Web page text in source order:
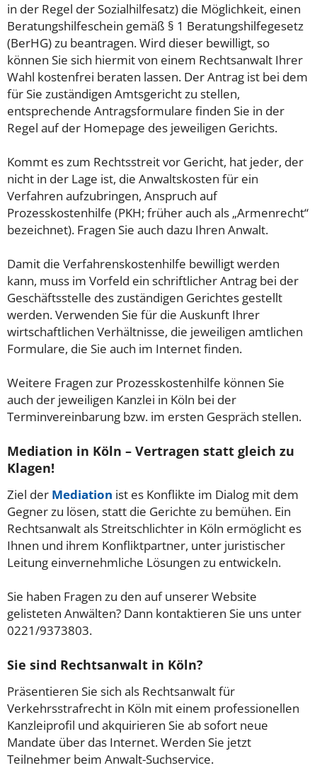
in der Regel der Sozialhilfesatz) die Möglichkeit, einen
Beratungshilfeschein gemäß § 1 Beratungshilfegesetz
(BerHG) zu beantragen. Wird dieser bewilligt, so
können Sie sich hiermit von einem Rechtsanwalt Ihrer
Wahl kostenfrei beraten lassen. Der Antrag ist bei dem
für Sie zuständigen Amtsgericht zu stellen,
entsprechende Antragsformulare finden Sie in der
Regel auf der Homepage des jeweiligen Gerichts.
Kommt es zum Rechtsstreit vor Gericht, hat jeder, der
nicht in der Lage ist, die Anwaltskosten für ein
Verfahren aufzubringen, Anspruch auf
Prozesskostenhilfe (PKH; früher auch als „Armenrecht“
bezeichnet). Fragen Sie auch dazu Ihren Anwalt.
Damit die Verfahrenskostenhilfe bewilligt werden
kann, muss im Vorfeld ein schriftlicher Antrag bei der
Geschäftsstelle des zuständigen Gerichtes gestellt
werden. Verwenden Sie für die Auskunft Ihrer
wirtschaftlichen Verhältnisse, die jeweiligen amtlichen
Formulare, die Sie auch im Internet finden.
Weitere Fragen zur Prozesskostenhilfe können Sie
auch der jeweiligen Kanzlei in Köln bei der
Terminvereinbarung bzw. im ersten Gespräch stellen.
Mediation in Köln – Vertragen statt gleich zu
Klagen!
Ziel der Mediation ist es Konflikte im Dialog mit dem
Gegner zu lösen, statt die Gerichte zu bemühen. Ein
Rechtsanwalt als Streitschlichter in Köln ermöglicht es
Ihnen und ihrem Konfliktpartner, unter juristischer
Leitung einvernehmliche Lösungen zu entwickeln.
Sie haben Fragen zu den auf unserer Website
gelisteten Anwälten? Dann kontaktieren Sie uns unter
0221/9373803.
Sie sind Rechtsanwalt in Köln?
Präsentieren Sie sich als Rechtsanwalt für
Verkehrsstrafrecht in Köln mit einem professionellen
Kanzleiprofil und akquirieren Sie ab sofort neue
Mandate über das Internet. Werden Sie jetzt
Teilnehmer beim Anwalt-Suchservice.